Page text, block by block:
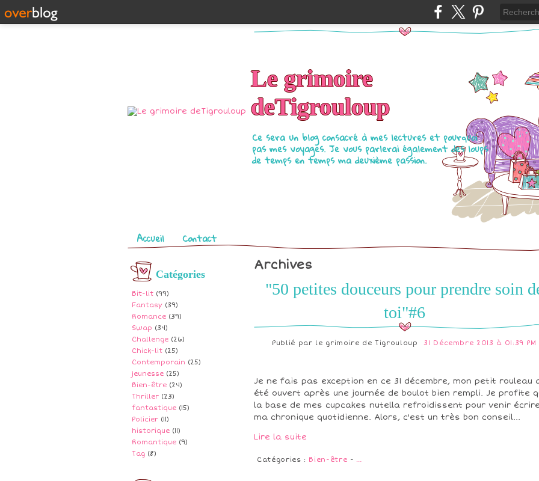
Le grimoire
deTigrouloup
Ce sera un blog consacré à mes lectures et pourquoi
pas mes voyages. Je vous parlerai également des loups
de temps en temps ma deuxième passion.
Pages
Accueil Contact
Catégories
Bit-lit (99)
Fantasy (39)
Romance (39)
Swap (34)
Challenge (26)
Chick-lit (25)
Contemporain (25)
jeunesse (25)
Bien-être (24)
Thriller (23)
fantastique (15)
Policier (11)
historique (11)
Romantique (9)
Tag (8)
Archives
"50 petites douceurs pour prendre soin
toi"#6
Publié par le grimoire de Tigrouloup 31 Décembre 2013 à 01:39 PM
Je ne fais pas exception en ce 31 décembre, mon petit rouleau
été ouvert après une journée de boulot bien rempli. Je profite
la base de mes cupcakes nutella refroidissent pour venir écrire
ma chronique quotidienne. Alors, c'est un très bon conseil...
Lire la suite
Catégories : Bien-être - …